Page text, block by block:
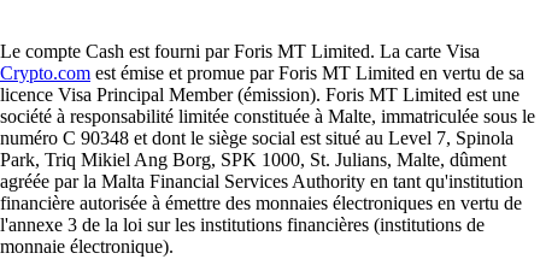
Le compte Cash est fourni par Foris MT Limited. La carte Visa
Crypto.com est émise et promue par Foris MT Limited en vertu de sa
licence Visa Principal Member (émission). Foris MT Limited est une
société à responsabilité limitée constituée à Malte, immatriculée sous le
numéro C 90348 et dont le siège social est situé au Level 7, Spinola
Park, Triq Mikiel Ang Borg, SPK 1000, St. Julians, Malte, dûment
agréée par la Malta Financial Services Authority en tant qu'institution
financière autorisée à émettre des monnaies électroniques en vertu de
l'annexe 3 de la loi sur les institutions financières (institutions de
monnaie électronique).